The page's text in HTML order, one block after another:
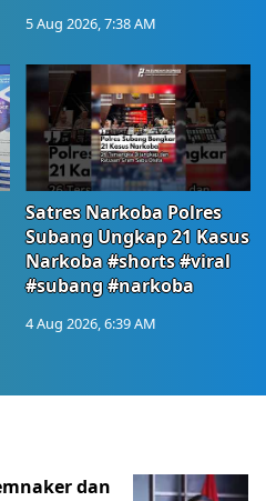
5 Aug 2026, 7:38 AM
Satres Narkoba Polres
Subang Ungkap 21 Kasus
Narkoba #shorts #viral
#subang #narkoba
4 Aug 2026, 6:39 AM
dan